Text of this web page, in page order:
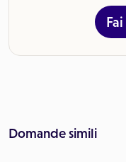
Domande simili